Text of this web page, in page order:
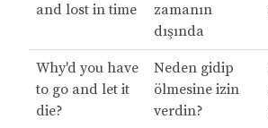
and lost in time
zamanın
dışında
Why'd you have
to go and let it
die?
Neden gidip
ölmesine izin
verdin?